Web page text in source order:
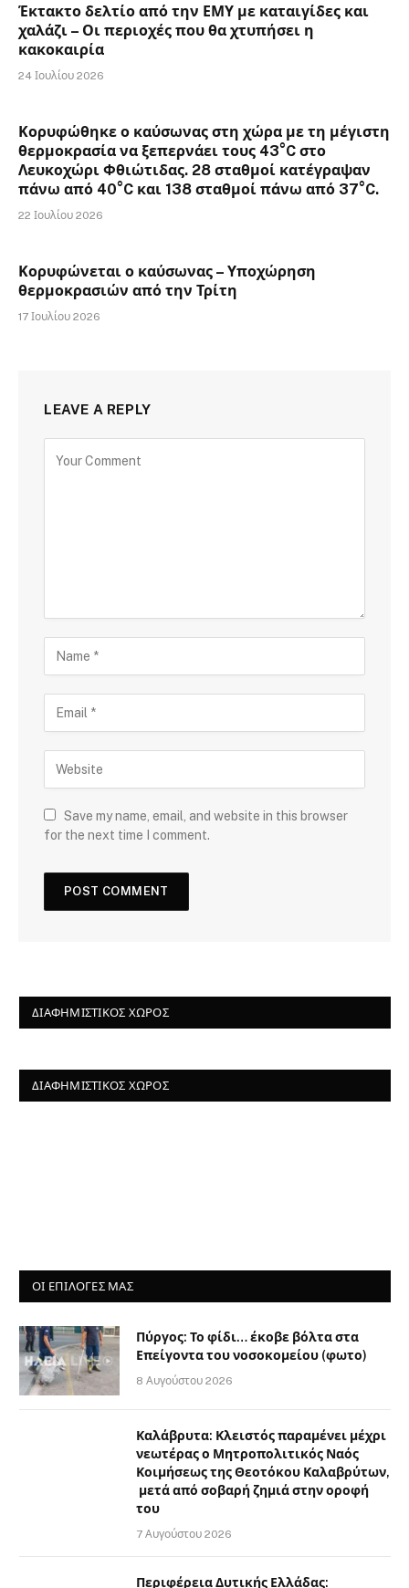
Έκτακτο δελτίο από την ΕΜΥ με καταιγίδες και
χαλάζι – Οι περιοχές που θα χτυπήσει η
κακοκαιρία
24 Ιουλίου 2026
Κορυφώθηκε ο καύσωνας στη χώρα με τη μέγιστη
θερμοκρασία να ξεπερνάει τους 43°C στο
Λευκοχώρι Φθιώτιδας. 28 σταθμοί κατέγραψαν
πάνω από 40°C και 138 σταθμοί πάνω από 37°C.
22 Ιουλίου 2026
Κορυφώνεται ο καύσωνας – Υποχώρηση
θερμοκρασιών από την Τρίτη
17 Ιουλίου 2026
LEAVE A REPLY
Save my name, email, and website in this browser
for the next time I comment.
ΔΙΑΦΗΜΙΣΤΙΚΌΣ ΧΏΡΟΣ
ΔΙΑΦΗΜΙΣΤΙΚΌΣ ΧΏΡΟΣ
ΟΙ ΕΠΙΛΟΓΈΣ ΜΑΣ
Πύργος: Το φίδι… έκοβε βόλτα στα
Επείγοντα του νοσοκομείου (φωτο)
8 Αυγούστου 2026
Καλάβρυτα: Κλειστός παραμένει μέχρι
νεωτέρας ο Μητροπολιτικός Ναός
Κοιμήσεως της Θεοτόκου Καλαβρύτων,
μετά από σοβαρή ζημιά στην οροφή
του
7 Αυγούστου 2026
Περιφέρεια Δυτικής Ελλάδας: